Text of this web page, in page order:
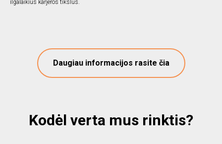
ilgalaikius karjeros tikslus.
Daugiau informacijos rasite čia
Kodėl verta mus rinktis?